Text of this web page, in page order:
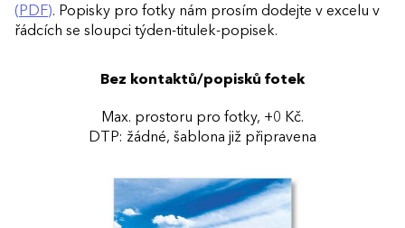
(PDF). Popisky pro fotky nám prosím dodejte v excelu v
řádcích se sloupci týden-titulek-popisek.
Bez kontaktů/popisků fotek
Max. prostoru pro fotky, +0 Kč.
DTP: žádné, šablona již připravena